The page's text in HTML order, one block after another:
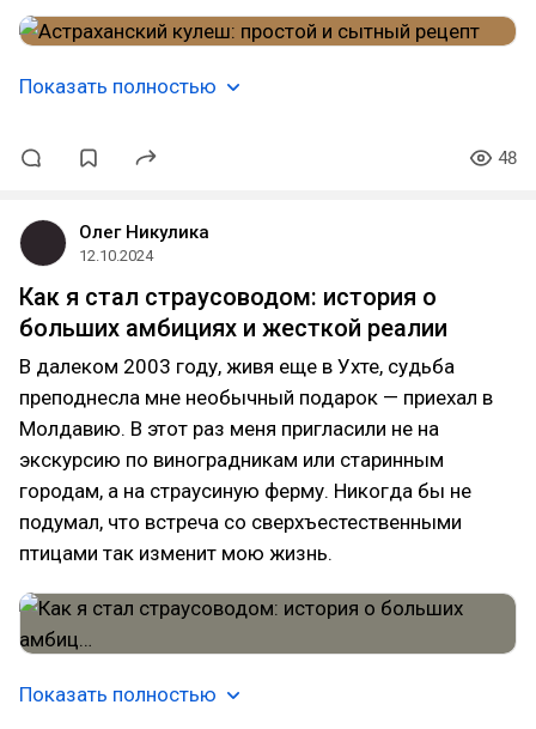
Показать полностью
48
Олег Никулика
12.10.2024
Как я стал страусоводом: история о
больших амбициях и жесткой реалии
В далеком 2003 году, живя еще в Ухте, судьба
преподнесла мне необычный подарок — приехал в
Молдавию. В этот раз меня пригласили не на
экскурсию по виноградникам или старинным
городам, а на страусиную ферму. Никогда бы не
подумал, что встреча со сверхъестественными
птицами так изменит мою жизнь.
Показать полностью